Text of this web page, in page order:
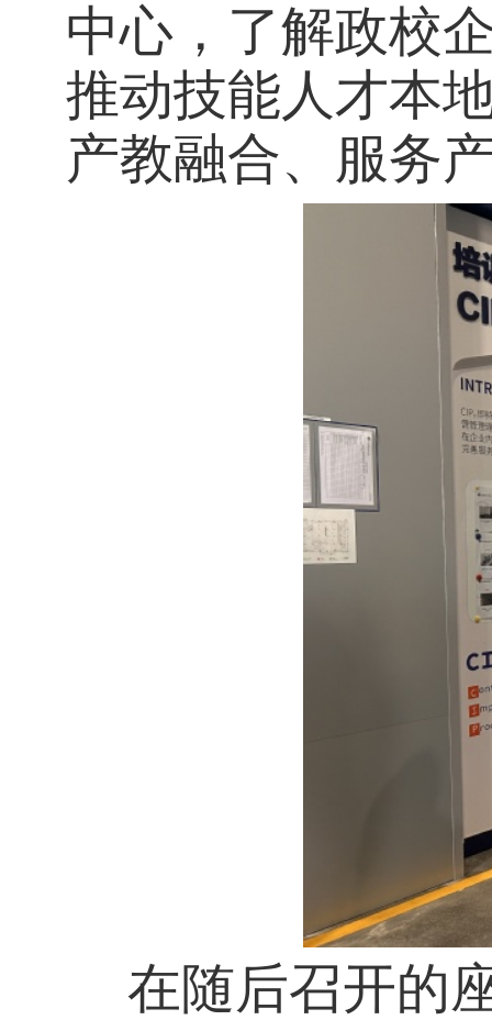
中心，了解政校
推动技能人才本
产教融合、服务
在随后召开的